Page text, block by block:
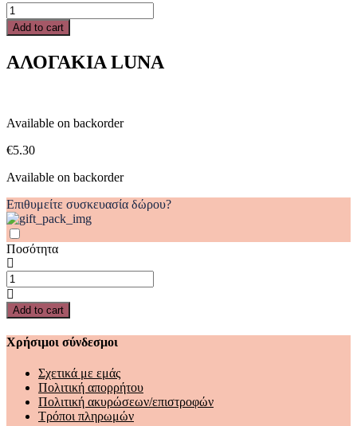
ΑΛΟΓΑΚΙΑ
LUNA
quantity
Add to cart
ΑΛΟΓΑΚΙΑ LUNA
Available on backorder
€5.30
Available on backorder
Επιθυμείτε συσκευασία δώρου?
Ποσότητα
ΑΛΟΓΑΚΙΑ
LUNA
quantity
Add to cart
Χρήσιμοι σύνδεσμοι
Σχετικά με εμάς
Πολιτική απορρήτου
Πολιτική ακυρώσεων/επιστροφών
Τρόποι πληρωμών